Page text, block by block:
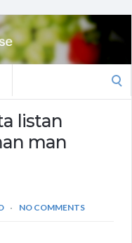
listan
man
NO COMMENTS